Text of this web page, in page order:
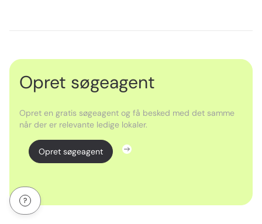
Opret søgeagent
Opret en gratis søgeagent og få besked med det samme
når der er relevante ledige lokaler.
Opret søgeagent